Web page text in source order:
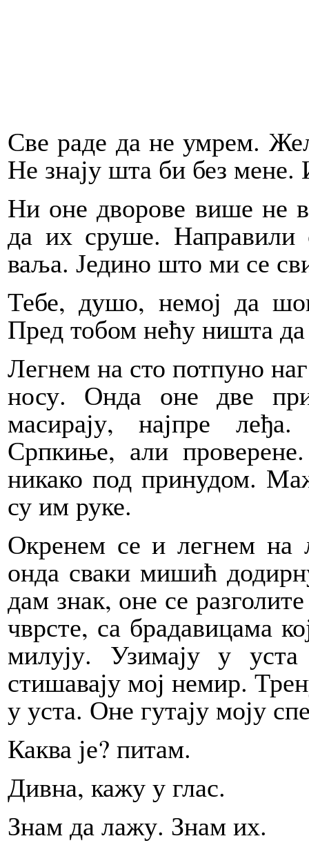
Све раде да не умрем.
Не знају шта би без
Ни оне дворове више не
да их сруше.
ваља. Једино што ми се
Тебе, душо, немој да
Пред тобом нећу ништа да
Легнем на сто потпуно
носу. Онда оне две
масирају, најпре
Српкиње, али
никако под принудом.
су им руке.
Окренем се и легнем на
онда сваки мишић
дам знак, оне се
чврсте, са брадавицама
милују. Узимају у
стишавају мој немир.
у уста. Оне гутају моју
Каква је? питам.
Дивна, кажу у глас.
Знам да лажу. Знам их.